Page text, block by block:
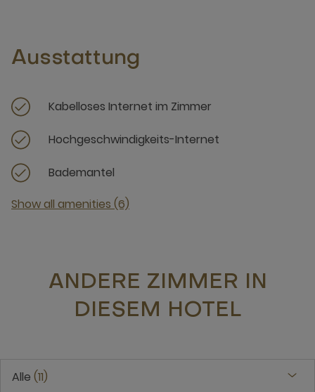
Ausstattung
Kabelloses Internet im Zimmer
Hochgeschwindigkeits-Internet
Bademantel
Show all amenities (6)
ANDERE ZIMMER IN
DIESEM HOTEL
Alle 11